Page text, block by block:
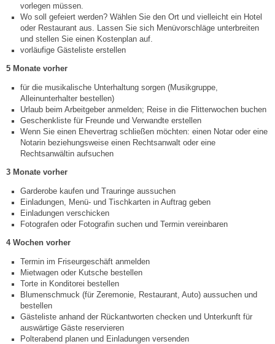
Service
Notdienste
Fahrplanauskünfte
Abfall-Infos
Ortsplan
Bildergalerie
Rund um den Wein
Schlepper / Traktor
Rathaus
Aktuelles
Gemeindeverwaltung
vorlegen müssen.
Wo soll gefeiert werden? Wählen Sie den Ort und vielleicht ein Hotel
oder Restaurant aus. Lassen Sie sich Menüvorschläge unterbreiten
und stellen Sie einen Kostenplan auf.
vorläufige Gästeliste erstellen
5 Monate vorher
für die musikalische Unterhaltung sorgen (Musikgruppe,
Alleinunterhalter bestellen)
Urlaub beim Arbeitgeber anmelden; Reise in die Flitterwochen buchen
Geschenkliste für Freunde und Verwandte erstellen
Wenn Sie einen Ehevertrag schließen möchten: einen Notar oder eine
Notarin beziehungsweise einen Rechtsanwalt oder eine
Rechtsanwältin aufsuchen
3 Monate vorher
Garderobe kaufen und Trauringe aussuchen
Einladungen, Menü- und Tischkarten in Auftrag geben
Einladungen verschicken
Fotografen oder Fotografin suchen und Termin vereinbaren
4 Wochen vorher
Termin im Friseurgeschäft anmelden
Mietwagen oder Kutsche bestellen
Torte in Konditorei bestellen
Blumenschmuck (für Zeremonie, Restaurant, Auto) aussuchen und
bestellen
Gästeliste anhand der Rückantworten checken und Unterkunft für
auswärtige Gäste reservieren
Polterabend planen und Einladungen versenden